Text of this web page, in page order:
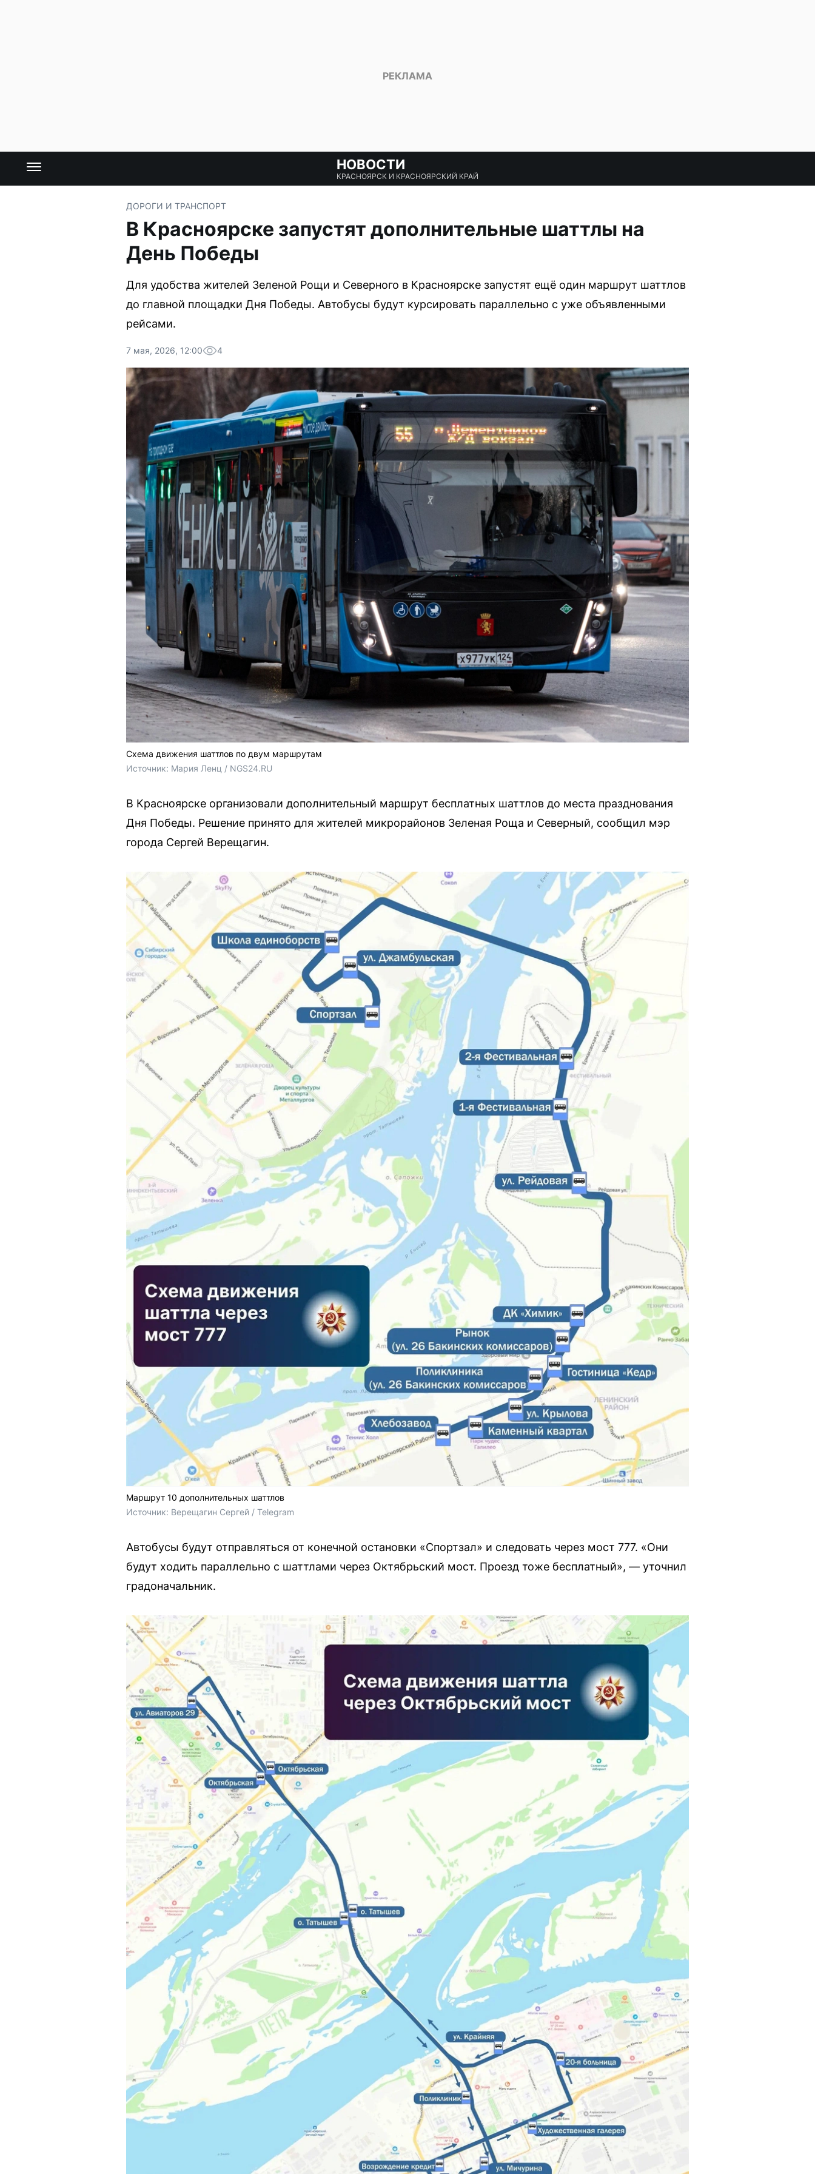
НОВОСТИ
КРАСНОЯРСК И КРАСНОЯРСКИЙ КРАЙ
ДОРОГИ И ТРАНСПОРТ
В Красноярске запустят дополнительные шаттлы на
День Победы
Для удобства жителей Зеленой Рощи и Северного в Красноярске запустят ещё один маршрут шаттлов
до главной площадки Дня Победы. Автобусы будут курсировать параллельно с уже объявленными
рейсами.
7 мая, 2026, 12:00 4
Схема движения шаттлов по двум маршрутам
Источник: Мария Ленц / NGS24.RU
В Красноярске организовали дополнительный маршрут бесплатных шаттлов до места празднования
Дня Победы. Решение принято для жителей микрорайонов Зеленая Роща и Северный, сообщил мэр
города Сергей Верещагин.
Маршрут 10 дополнительных шаттлов
Источник: Верещагин Сергей / Telegram
Автобусы будут отправляться от конечной остановки «Спортзал» и следовать через мост 777. «Они
будут ходить параллельно с шаттлами через Октябрьский мост. Проезд тоже бесплатный», — уточнил
градоначальник.